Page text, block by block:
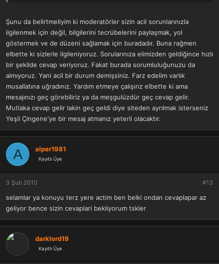
Şunu da belirtmeliyim ki moderatörler sizin acil sorunlarınızla
ilgilenmek için değil, bilgilerini tecrübelerini paylaşmak, yol
göstermek ve de düzeni sağlamak için buradadır. Buna rağmen
elbette ki sizlerle ilgileniyoruz. Sorularınıza elimizden geldiğince hızlı
bir şekilde cevap veriyoruz. Fakat burada sorumluluğunuzu da
almıyoruz. Yani acil bir durum demişsiniz. Farz edelim varlık
musallatına uğradınız. Yardım etmeye çalışırız elbette ki ama
mesajınızı geç görebiliriz ya da meşgulüzdür geç cevap gelir.
Mutlaka cevap gelir lakin geç geldi diye siteden ayrılmak isterseniz
Yeşil Çingene'ye bir mesaj atmanız yeterli olacaktır.
A alper1981
Kayıtlı Üye
3 Şub 2010 #13
selamlar ya konuyu terz yere actim ben belki ondan cevaplapar az
geliyor bence sizin cevaplari bekliyorum tskler
darklord19
Kayıtlı Üye